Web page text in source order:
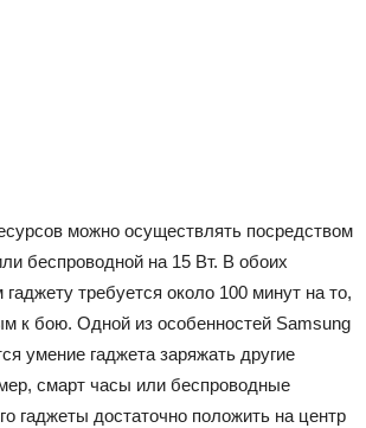
можно осуществлять посредством
беспроводной на 15 Вт. В обоих
требуется около 100 минут на то,
к бою. Одной из особенностей Samsung
умение гаджета заряжать другие
смарт часы или беспроводные
гаджеты достаточно положить на центр